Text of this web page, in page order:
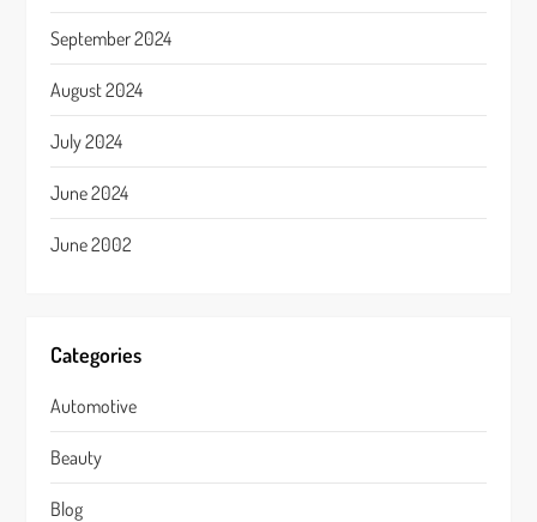
September 2024
August 2024
July 2024
June 2024
June 2002
Categories
Automotive
Beauty
Blog